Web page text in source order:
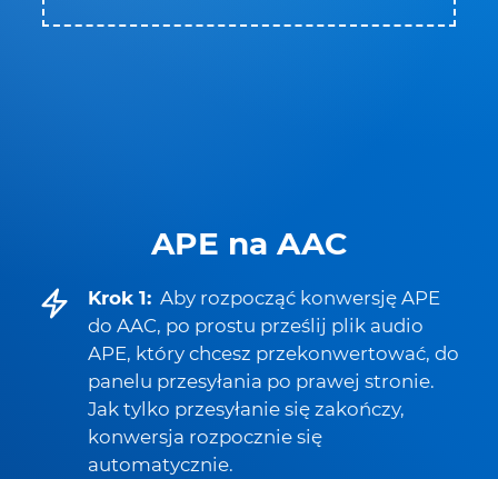
APE na AAC
Krok 1: Aby rozpocząć konwersję APE
do AAC, po prostu prześlij plik audio
APE, który chcesz przekonwertować, do
panelu przesyłania po prawej stronie.
Jak tylko przesyłanie się zakończy,
konwersja rozpocznie się
automatycznie.